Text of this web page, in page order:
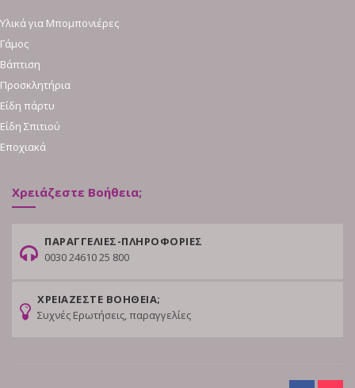
Υλικά για Μπομπονιέρες
Γάμος
Βάπτιση
Προσκλητήρια
Είδη πάρτυ
Είδη Σπιτιού
Εποχιακά
Χρειάζεστε Βοήθεια;
ΠΑΡΑΓΓΕΛΙΕΣ-ΠΛΗΡΟΦΟΡΙΕΣ
0030 24610 25 800
ΧΡΕΙΑΖΕΣΤΕ ΒΟΗΘΕΙΑ;
Συχνές Ερωτήσεις, παραγγελίες